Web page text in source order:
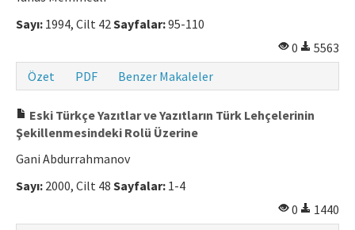
Sayı: 1994, Cilt 42Sayfalar:95-110
0
5563
Özet
PDF Benzer Makaleler
Eski Türkçe Yazıtlar ve Yazıtların Türk Lehçelerinin
Şekillenmesindeki Rolü Üzerine
Gani Abdurrahmanov
Sayı: 2000, Cilt 48 Sayfalar: 1-4
0
1440